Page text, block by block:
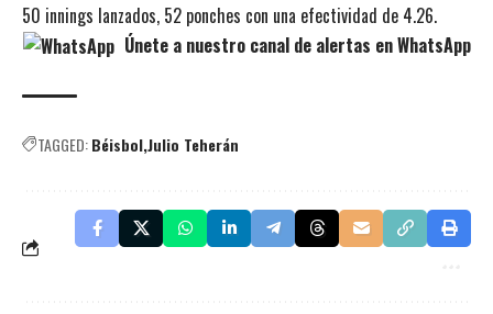
50 innings lanzados, 52 ponches con una efectividad de 4.26.
Únete a nuestro canal de alertas en WhatsApp
TAGGED:BéisbolJulio Teherán